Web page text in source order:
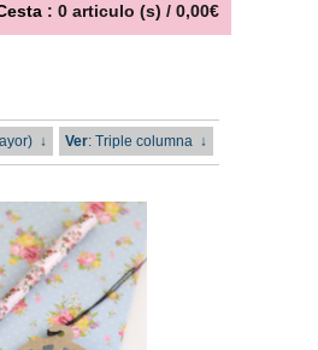
: 0 articulo (s) / 0,00€
↓ Ver: Triple columna ↓